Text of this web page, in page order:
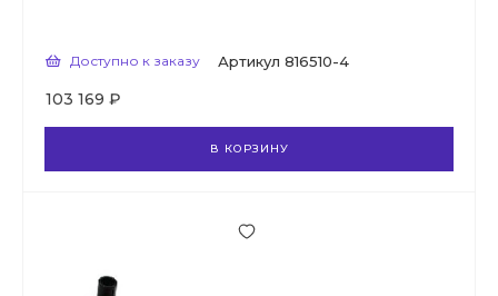
Доступно к заказу Артикул 816510-4
103 169 ₽
В КОРЗИНУ